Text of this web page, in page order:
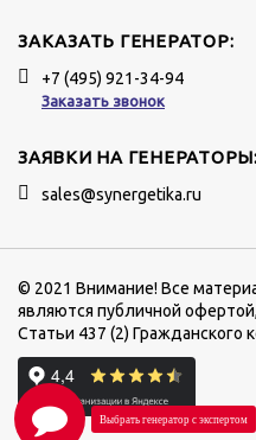
ЗАКАЗАТЬ ГЕНЕРАТОР:
+7 (495) 921-34-94
Заказать звонок
ЗАЯВКИ НА ГЕНЕРАТОРЫ:
sales@synergetika.ru
© 2021 Внимание! Все
являются публичной
Статьи 437 (2) Гражданского